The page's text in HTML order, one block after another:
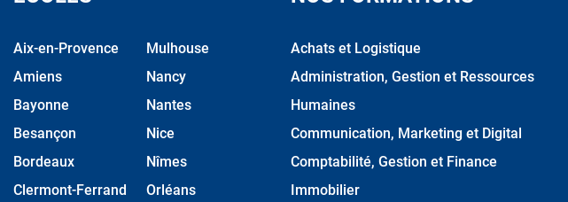
Aix-en-Provence
Amiens
Bayonne
Besançon
Bordeaux
Clermont-Ferrand
Mulhouse
Nancy
Nantes
Nice
Nîmes
Orléans
Achats et Logistique
Administration, Gestion et Ressources
Humaines
Communication, Marketing et Digital
Comptabilité, Gestion et Finance
Immobilier